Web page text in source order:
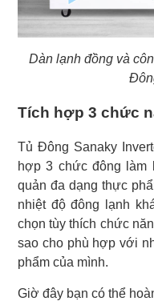
Dàn lạnh đồng và
Tích hợp 3 chức
Tủ Đông Sanaky
hợp 3 chức đông làm
quản đa dạng thực
nhiệt độ đông lạnh
chọn tùy thích chức
sao cho phù hợp với
phẩm của mình.
Giờ đây bạn có thể